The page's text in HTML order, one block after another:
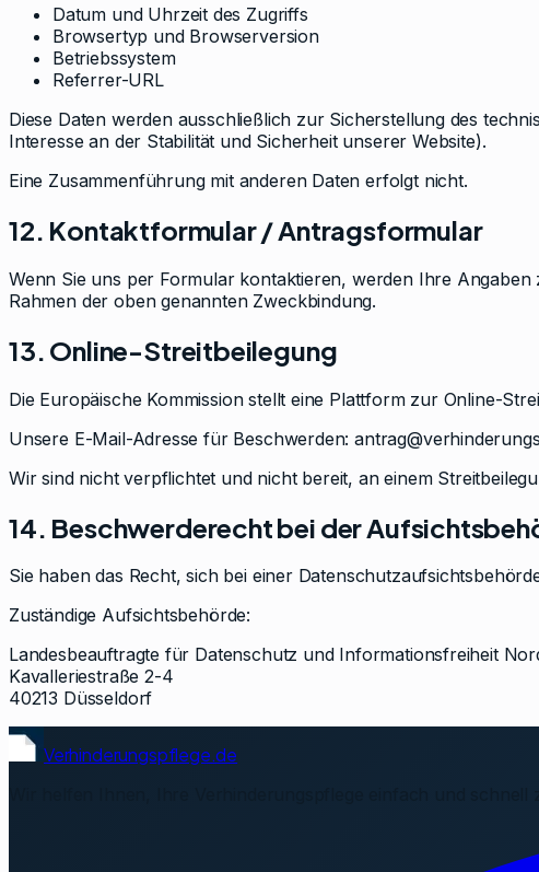
Datum und Uhrzeit des Zugriffs
Browsertyp und Browserversion
Betriebssystem
Referrer-URL
Diese Daten werden ausschließlich zur Sicherstellung des
Interesse an der Stabilität und Sicherheit unserer Website).
Eine Zusammenführung mit anderen Daten erfolgt nicht.
12. Kontaktformular / Antragsformular
Wenn Sie uns per Formular kontaktieren, werden Ihre
Rahmen der oben genannten Zweckbindung.
13. Online-Streitbeilegung
Die Europäische Kommission stellt eine Plattform zur Online-
Unsere E-Mail-Adresse für Beschwerden:
Wir sind nicht verpflichtet und nicht bereit, an einem
14. Beschwerderecht bei der
Sie haben das Recht, sich bei einer
Zuständige Aufsichtsbehörde:
Landesbeauftragte für Datenschutz und Informationsfreiheit
Kavalleriestraße 2-4
40213 Düsseldorf
Verhinderungspflege.de